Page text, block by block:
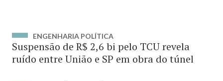
ENGENHARIA POLÍTICA
Suspensão de R$ 2,6 bi pelo TCU revela
ruído entre União e SP em obra do túnel